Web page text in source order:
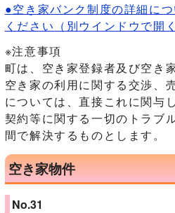
●空き家バンク制度の詳細に
ください （別ウインドウで開く
※注意事項
町は、空き家登録者及び空き
空き家の利用に関する交渉、
については、直接これに関与
契約等に関する一切のトラブ
間で解決するものとします。
空き家物件
No.31